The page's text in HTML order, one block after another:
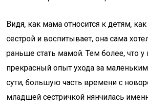
Видя, как мама относится к детям,
сестрой и воспитывает, она сама
раньше стать мамой. Тем более, что
прекрасный опыт ухода за
сути, большую часть времени с
младшей сестричкой нянчилась